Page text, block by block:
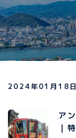
観光タクシー
PLAN
観光プラン
ブログ
2024年01月18日
ア
｜